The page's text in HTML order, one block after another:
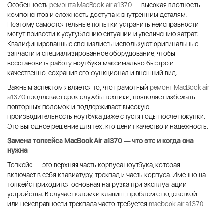
Особенность ремонта MacBook air a1370— высокая плотность
компонентов и сложность доступа к внутренним деталям.
Поэтому самостоятельные попытки устранить неисправности
могут привести к усугублению ситуации и увеличению затрат.
Квалифицированные специалисты используют оригинальные
запчасти и специализированное оборудование, чтобы
восстановить работу ноутбука максимально быстро и
качественно, сохранив его функционал и внешний вид.
Важным аспектом является то, что грамотный ремонт MacBook air
a1370продлевает срок службы техники, позволяет избежать
повторных поломок и поддерживает высокую
производительность ноутбука даже спустя годы после покупки.
Это выгодное решение для тех, кто ценит качество и надежность.
Замена топкейса MacBook Air a1370 — что это и когда она
нужна
Топкейс — это верхняя часть корпуса ноутбука, которая
включает в себя клавиатуру, трекпад и часть корпуса. Именно на
топкейс приходится основная нагрузка при эксплуатации
устройства. В случае поломки клавиш, проблем с подсветкой
или неисправности трекпада часто требуется macbook air a1370